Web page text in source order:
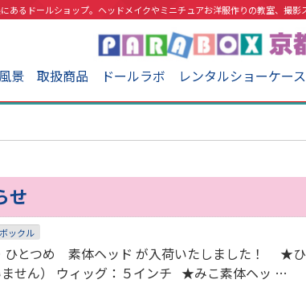
あるドールショップ。ヘッドメイクやミニチュアお洋服作りの教室、撮影
景 取扱商品 ドールラボ レンタルショーケース
せ
ックル
ひとつめ 素体ヘッド が入荷いたしました！ ★ひ
せん） ウィッグ：５インチ ★みこ素体ヘッ …